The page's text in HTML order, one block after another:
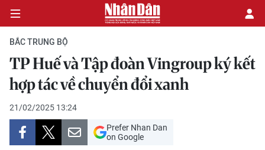
CHÍNH TRỊ
KINH TẾ
VĂN HÓA
BẮC TRUNG BỘ
TP Huế và Tập đoàn Vingroup ký kết
hợp tác về chuyển đổi xanh
21/02/2025 13:24
Prefer Nhan Dan
on Google